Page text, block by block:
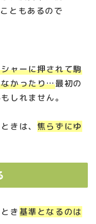
ともあるので
ャーに押されて駒
なかったり…最初の
しれません。
きは、 焦らずにゆ
き 基準となるのは